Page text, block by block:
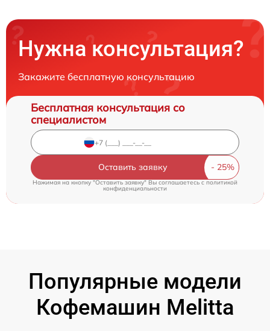
Нужна консультация?
Закажите бесплатную консультацию
Бесплатная консультация со
специалистом
Оставить заявку
Нажимая на кнопку "Оставить заявку" Вы соглашаетесь cполитикой
конфиденциальности
Популярные модели
Кофемашин Melitta